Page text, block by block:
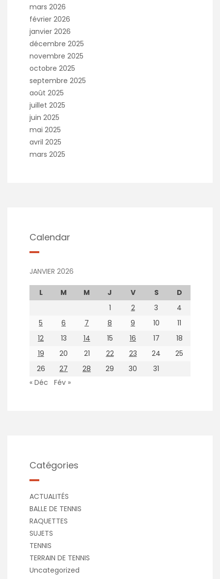
mars 2026
février 2026
janvier 2026
décembre 2025
novembre 2025
octobre 2025
septembre 2025
août 2025
juillet 2025
juin 2025
mai 2025
avril 2025
mars 2025
Calendar
JANVIER 2026
L M M J V S
D
1
2 3
4
5
6 7 8 9 10
11
12
13 14 15 16 17
18
19
20 21 22 23 24
25
26
27 28 29 30
31
« Déc
Fév »
Catégories
ACTUALITÉS
BALLE DE TENNIS
RAQUETTES
SUJETS
TENNIS
TERRAIN DE TENNIS
Uncategorized